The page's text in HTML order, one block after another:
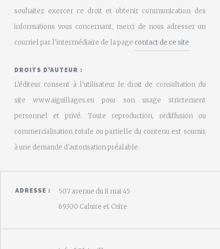
souhaitez exercer ce droit et obtenir communication des
informations vous concernant, merci de nous adresser un
courriel par l'intermédiaire de la page contact de ce site
DROITS D'AUTEUR :
L’éditeur consent à l’utilisateur le droit de consultation du
site www.aiguillages.eu pour son usage strictement
personnel et privé. Toute reproduction, rediffusion ou
commercialisation totale ou partielle du contenu est soumis
à une demande d'autorisation préalable.
ADRESSE :
507 avenue du 8 mai 45
69300 Caluire et Cuire